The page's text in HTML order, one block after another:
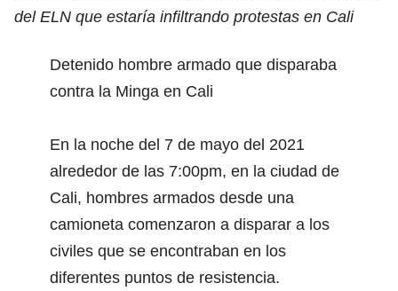
del ELN que estaría infiltrando protestas en Cali
Detenido hombre armado que disparaba
contra la Minga en Cali
En la noche del 7 de mayo del 2021
alrededor de las 7:00pm, en la ciudad de
Cali, hombres armados desde una
camioneta comenzaron a disparar a los
civiles que se encontraban en los
diferentes puntos de resistencia.